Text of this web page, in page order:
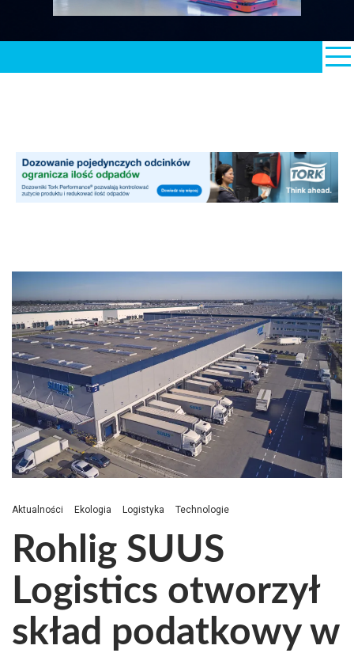
Aktualności Ekologia Logistyka Technologie
Rohlig SUUS
Logistics otworzył
skład podatkowy w